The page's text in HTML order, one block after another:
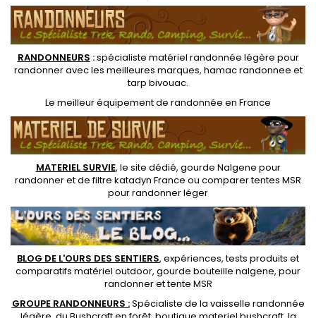
RANDONNEURS :spécialiste matériel randonnée légère pour
randonner avec les meilleures marques, hamac randonnee et
tarp bivouac.
Le meilleur équipement de randonnée en France
MATERIEL SURVIE, le site dédié, gourde Nalgene pour
randonneret defiltre katadyn France ou comparer tentes MSR
pour randonner léger
BLOG DE L'OURS DES SENTIERS, expériences, tests produits et
comparatifs matériel outdoor, gourde bouteille nalgene, pour
randonner ettente MSR
GROUPE RANDONNEURS :Spécialiste de la vaisselle randonnée